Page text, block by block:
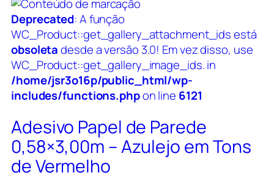
Deprecated: A função
WC_Product::get_gallery_attachment_ids está
obsoletadesde a versão 3.0! Em vez disso, use
WC_Product::get_gallery_image_ids. in
/home/jsr3o16p/public_html/wp-
includes/functions.phpon line 6121
Adesivo Papel de Parede
0,58×3,00m – Azulejo em Tons
de Vermelho